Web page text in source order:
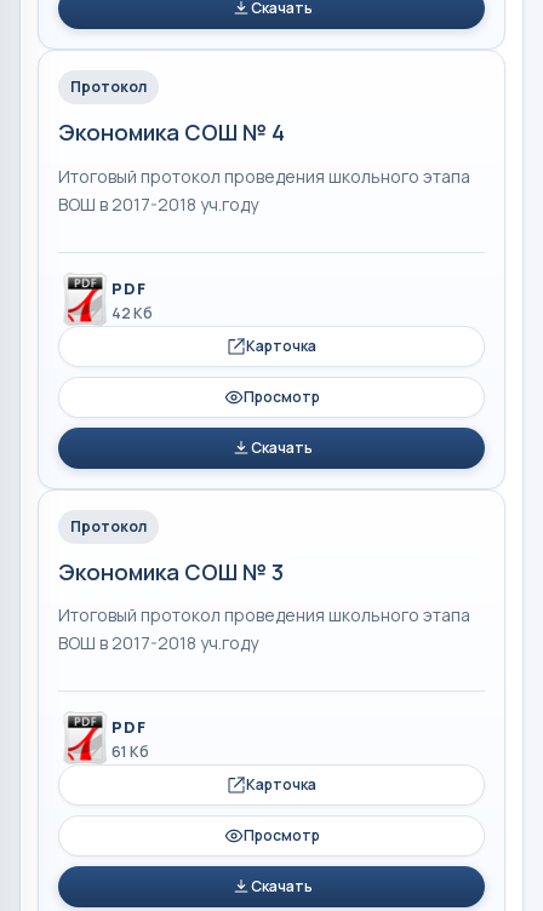
Скачать
Протокол
Экономика СОШ № 4
Итоговый протокол проведения школьного этапа
ВОШ в 2017-2018 уч.году
PDF
42 Кб
Карточка
Просмотр
Скачать
Протокол
Экономика СОШ № 3
Итоговый протокол проведения школьного этапа
ВОШ в 2017-2018 уч.году
PDF
61 Кб
Карточка
Просмотр
Скачать